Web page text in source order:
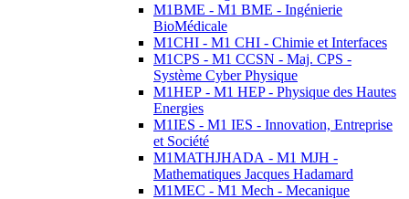
M1BME - M1 BME - Ingénierie
BioMédicale
M1CHI - M1 CHI - Chimie et Interfaces
M1CPS - M1 CCSN - Maj. CPS -
Système Cyber Physique
M1HEP - M1 HEP - Physique des Hautes
Energies
M1IES - M1 IES - Innovation, Entreprise
et Société
M1MATHJHADA - M1 MJH -
Mathematiques Jacques Hadamard
M1MEC - M1 Mech - Mecanique